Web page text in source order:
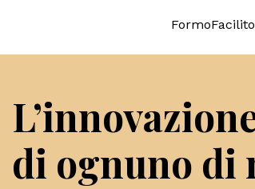
FormoFacilito
di ognuno di